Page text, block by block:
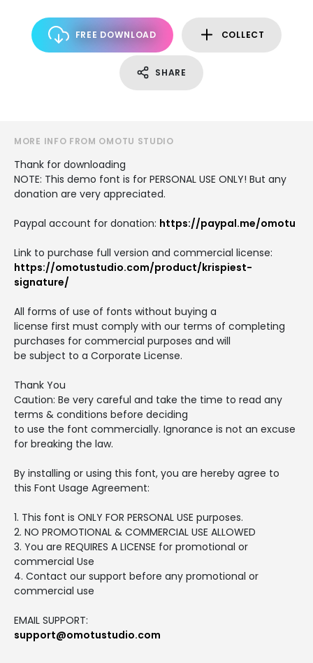
FREE DOWNLOAD COLLECT
SHARE
MORE INFO FROM OMOTU STUDIO
Thank for downloading
NOTE: This demo font is for PERSONAL USE ONLY! But any
donation are very appreciated.
Paypal account for donation: https://paypal.me/omotu
Link to purchase full version and commercial license:
https://omotustudio.com/product/krispiest-
signature/
All forms of use of fonts without buying a
license first must comply with our terms of completing
purchases for commercial purposes and will
be subject to a Corporate License.
Thank You
Caution: Be very careful and take the time to read any
terms & conditions before deciding
to use the font commercially. Ignorance is not an excuse
for breaking the law.
By installing or using this font, you are hereby agree to
this Font Usage Agreement:
1. This font is ONLY FOR PERSONAL USE purposes.
2. NO PROMOTIONAL & COMMERCIAL USE ALLOWED
3. You are REQUIRES A LICENSE for promotional or
commercial Use
4. Contact our support before any promotional or
commercial use
EMAIL SUPPORT:
support@omotustudio.com